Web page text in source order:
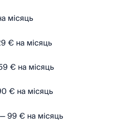
місяць
€ на місяць
€ на місяць
€ на місяць
99 € на місяць